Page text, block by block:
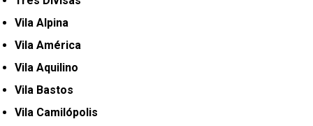
Vila Alpina
Vila América
Vila Aquilino
Vila Bastos
Vila Camilópolis